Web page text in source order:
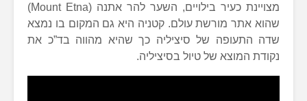
מצויינת כעיר בילויים, השער להר אתנה (Mount Etna)
שהוא אתר מורשת עולם. קטניה היא גם המקום בו נמצא
שדה התעופה של סיציליה כך שהיא מהווה בד”כ את
נקודת המוצא של טיול בסיציליה.